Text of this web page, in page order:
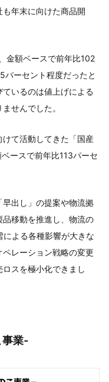
年末に向けた商品開
金額ベースで前年比102
ーセント程度だったと
いるのは値上げによる
せんでした。
て活動してきた「国産
ースで前年比113パーセ
出し」の提案や物流拠
移動を推進し、物流の
よる各種影響が大きな
レーション戦略の変更
スを極小化できまし
業‐